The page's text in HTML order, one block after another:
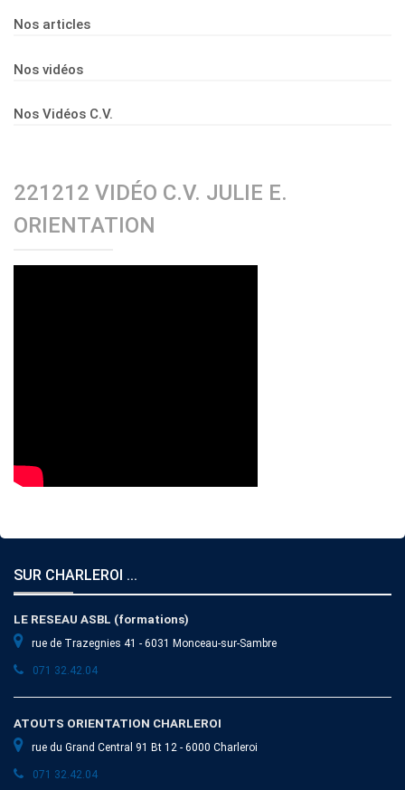
Nos articles
Nos vidéos
Nos Vidéos C.V.
221212 VIDÉO C.V. JULIE E.
ORIENTATION
SUR CHARLEROI ...
LE RESEAU ASBL (formations)
rue de Trazegnies 41 - 6031 Monceau-sur-Sambre
071 32.42.04
ATOUTS ORIENTATION CHARLEROI
rue du Grand Central 91 Bt 12 - 6000 Charleroi
071 32.42.04